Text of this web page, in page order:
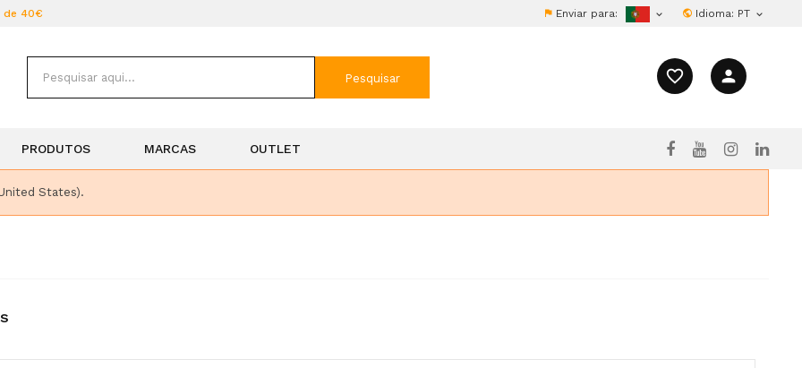
de 40€ Enviar para:  Idioma: PT 
favorite_border person
Pesquisar
PRODUTOS MARCAS OUTLET
States).